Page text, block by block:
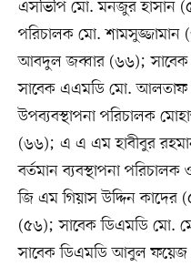
এসভিপি মো. মনজুর হাসান
পরিচালক মো.
আবদুল জব্বার (৬৬); সাবেক
সাবেক এএমডি মো. আলতাফ
উপব্যবস্থাপনা পরিচালক
(৬৬); এ এ এম হাবীবুর
বর্তমান ব্যবস্থাপনা
জি এম গিয়াস উদ্দিন কাদের
(৫৬); সাবেক ডিএমডি মো.
সাবেক ডিএমডি আবুল ফয়েজ